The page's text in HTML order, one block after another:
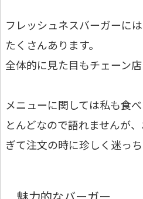
フレッシュネスバーガーに
たくさんあります。
全体的に見た目もチェーン
メニューに関しては私も食
とんどなので語れませんが
ぎて注文の時に珍しく迷っち